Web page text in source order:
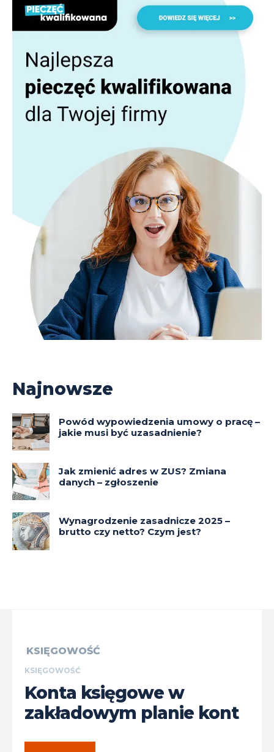
Najnowsze
Powód wypowiedzenia umowy o pracę –
jakie musi być uzasadnienie?
Jak zmienić adres w ZUS? Zmiana
danych – zgłoszenie
Wynagrodzenie zasadnicze 2025 –
brutto czy netto? Czym jest?